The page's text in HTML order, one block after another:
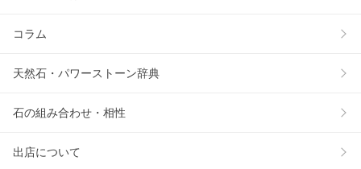
コラム
天然石・パワーストーン辞典
石の組み合わせ・相性
出店について